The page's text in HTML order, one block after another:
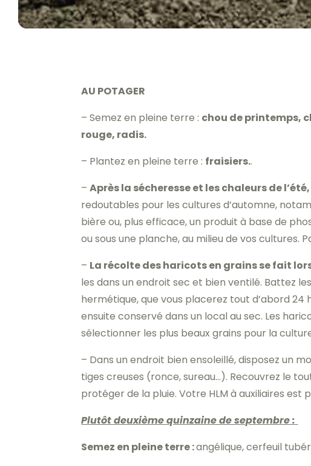
AU POTAGER
– Semez en pleine terre : chou de printemps,
rouge, radis.
– Plantez en pleine terre : fraisiers..
–Après la sécheresse et les chaleurs de
redoutables pour les cultures d’automne,
bière ou, plus efficace, un produit à base de
ou sous une planche, au milieu de vos cultures.
– La récolte des haricots en grains se fait
les dans un endroit sec et bien ventilé. Battez
hermétique, que vous placerez tout d’abord
ensuite conservé dans un local au sec. Les
sélectionner les plus beaux grains pour la
– Dans un endroit bien ensoleillé, disposez un
tiges creuses (ronce, sureau…). Recouvrez le
protéger de la pluie. Votre HLM à auxiliaires est
Plutôt deuxième quinzaine de septembre :
Semez en pleine terre :angélique, cerfeuil